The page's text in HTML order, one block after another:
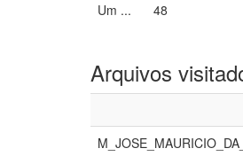
Um ...
48
Arquivos